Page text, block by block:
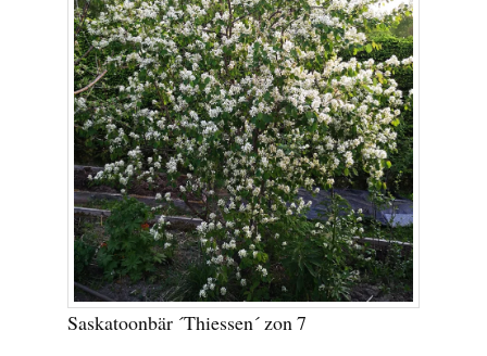
Saskatoonbär ´Thiessen´ zon 7